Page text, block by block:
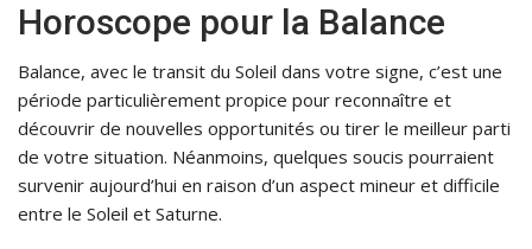
Horoscope pour la Balance
Balance, avec le transit du Soleil dans votre signe, c’est une
période particulièrement propice pour reconnaître et
découvrir de nouvelles opportunités ou tirer le meilleur parti
de votre situation. Néanmoins, quelques soucis pourraient
survenir aujourd’hui en raison d’un aspect mineur et difficile
entre le Soleil et Saturne.